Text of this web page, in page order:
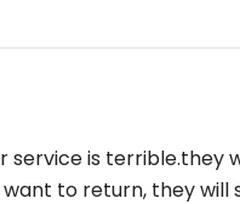
is terrible.they
to return, they will